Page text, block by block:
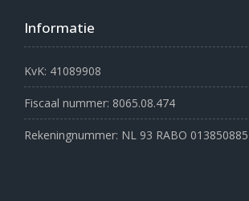
Informatie
KvK: 41089908
Fiscaal nummer: 8065.08.474
Rekeningnummer: NL 93 RABO